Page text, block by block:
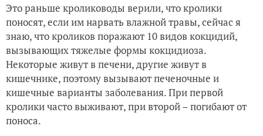
Это раньше кролиководы верили, что кролики
поносят, если им нарвать влажной травы, сейчас я
знаю, что кроликов поражают 10 видов кокцидий,
вызывающих тяжелые формы кокцидиоза.
Некоторые живут в печени, другие живут в
кишечнике, поэтому вызывают печеночные и
кишечные варианты заболевания. При первой
кролики часто выживают, при второй – погибают от
поноса.